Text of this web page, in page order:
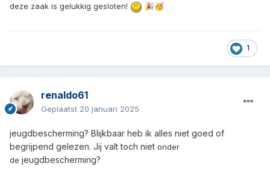
deze zaak is gelukkig gesloten!
🎉🥳
1
renaldo61
Geplaatst 20 januari 2025
jeugdbescherming? Blijkbaar heb ik alles niet goed of
begrijpend gelezen. Jij valt toch niet onder
de jeugdbescherming?